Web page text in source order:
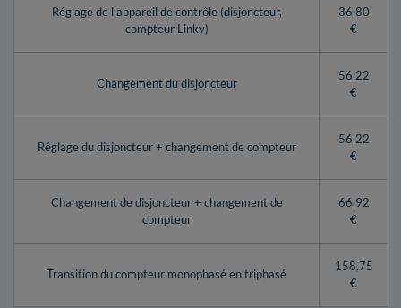
Réglage de l’appareil de contrôle (disjoncteur,
compteur Linky)
36,80
€
Changement du disjoncteur
56,22
€
Réglage du disjoncteur + changement de compteur
56,22
€
Changement de disjoncteur + changement de
compteur
66,92
€
Transition du compteur monophasé en triphasé
158,75
€